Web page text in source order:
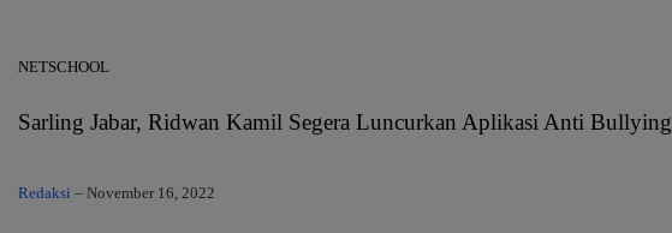
NETSCHOOL
Sarling Jabar, Ridwan Kamil Segera Luncurkan Aplikasi Anti Bullying
Redaksi – November 16, 2022